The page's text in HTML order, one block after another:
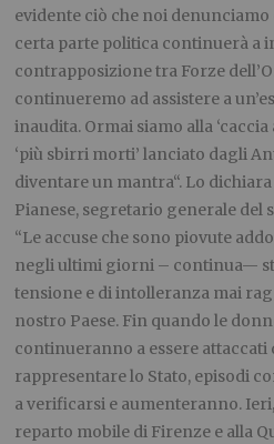
evidente ciò che noi
certa parte politica continuerà a
contrapposizione tra Forze
continueremo ad assistere a
inaudita. Ormai siamo alla
‘più sbirri morti’ lanciato dagli
diventare un mantra“. Lo
Pianese, segretario generale del
“Le accuse che sono piovute
negli ultimi giorni – continua—
tensione e di intolleranza mai
nostro Paese. Fin quando le
continueranno a essere attaccati
rappresentare lo Stato, episodi
a verificarsi e aumenteranno.
reparto mobile di Firenze e alla